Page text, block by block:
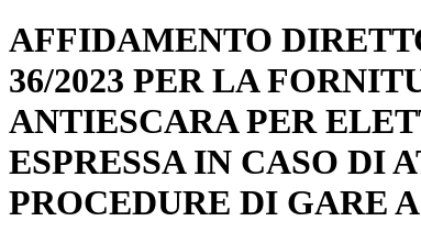
AFFIDAMENTO
36/2023 PER LA
ANTIESCARA PER
ESPRESSA IN CASO DI
PROCEDURE DI GARE